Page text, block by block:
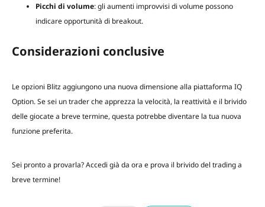
Picchi di volume: gli aumenti improvvisi di volume possono
indicare opportunità di breakout.
Considerazioni conclusive
Le opzioni Blitz aggiungono una nuova dimensione alla piattaforma IQ
Option. Se sei un trader che apprezza la velocità, la reattività e il brivido
delle giocate a breve termine, questa potrebbe diventare la tua nuova
funzione preferita.
Sei pronto a provarla? Accedi già da ora e prova il brivido del trading a
breve termine!